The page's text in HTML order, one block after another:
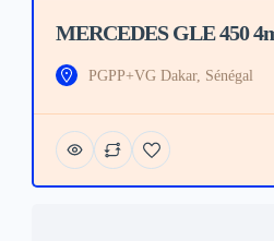
MERCEDES GLE 450
PGPP+VG Dakar, Sénégal